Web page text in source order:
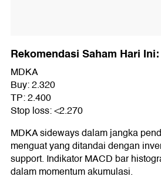
Rekomendasi Saham Hari Ini:
MDKA
Buy: 2.320
TP: 2.400
Stop loss: <2.270
MDKA sideways dalam jangka
menguat yang ditandai dengan
support. Indikator MACD bar
dalam momentum akumulasi.